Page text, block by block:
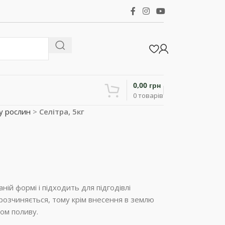
0товарів
0,00 грн
рослин > Селітра, 5кг
формі і підходить для підгодівлі
тому крім внесення в землю
поливу.